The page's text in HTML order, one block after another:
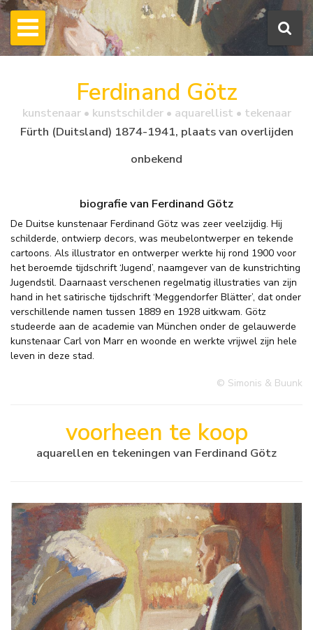
Ferdinand Götz
kunstenaar • kunstschilder • aquarellist • tekenaar
Fürth (Duitsland) 1874-1941, plaats van overlijden
onbekend
biografie van Ferdinand Götz
De Duitse kunstenaar Ferdinand Götz was zeer veelzijdig. Hij
schilderde, ontwierp decors, was meubelontwerper en tekende
cartoons. Als illustrator en ontwerper werkte hij rond 1900 voor
het beroemde tijdschrift ‘Jugend’, naamgever van de kunstrichting
Jugendstil. Daarnaast verschenen regelmatig illustraties van zijn
hand in het satirische tijdschrift ‘Meggendorfer Blätter’, dat onder
verschillende namen tussen 1889 en 1928 uitkwam. Götz
studeerde aan de academie van München onder de gelauwerde
kunstenaar Carl von Marr en woonde en werkte vrijwel zijn hele
leven in deze stad.
© Simonis & Buunk
voorheen te koop
aquarellen en tekeningen van Ferdinand Götz